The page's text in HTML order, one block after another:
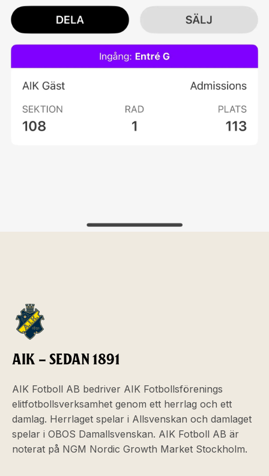
AIK – SEDAN 1891
AIK Fotboll AB bedriver AIK Fotbollsförenings
elitfotbollsverksamhet genom ett herrlag och ett
damlag. Herrlaget spelar i Allsvenskan och damlaget
spelar i OBOS Damallsvenskan. AIK Fotboll AB är
noterat på NGM Nordic Growth Market Stockholm.